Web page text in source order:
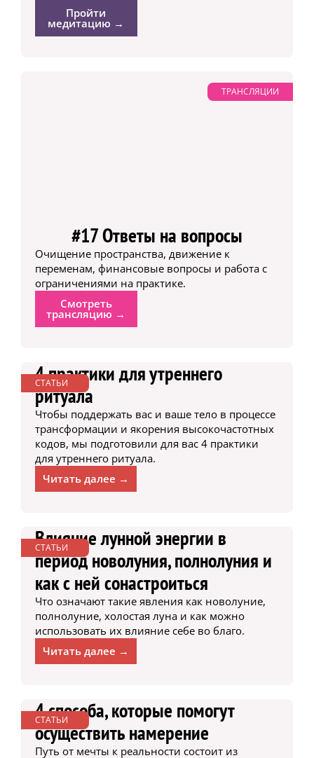
Пройти
медитацию →
ТРАНСЛЯЦИИ
#17 Ответы на вопросы
Очищение пространства, движение к
переменам, финансовые вопросы и работа с
ограничениями на практике.
Смотреть
трансляцию →
СТАТЬИ
4 практики для утреннего
ритуала
Чтобы поддержать вас и ваше тело в процессе
трансформации и якорения высокочастотных
кодов, мы подготовили для вас 4 практики
для утреннего ритуала.
Читать далее →
СТАТЬИ
Влияние лунной энергии в
период новолуния, полнолуния и
как с ней сонастроиться
Что означают такие явления как новолуние,
полнолуние, холостая луна и как можно
использовать их влияние себе во благо.
Читать далее →
СТАТЬИ
4 способа, которые помогут
осуществить намерение
Путь от мечты к реальности состоит из